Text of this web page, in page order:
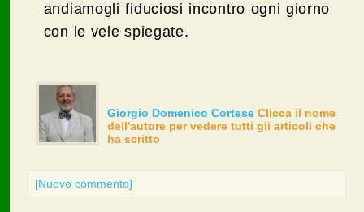
andiamogli fiduciosi incontro ogni giorno
con le vele spiegate.
Giorgio Domenico Cortese Clicca il nome
dell'autore per vedere tutti gli articoli che
ha scritto
[Nuovo commento]